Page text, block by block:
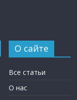
О сайте
Все статьи
О нас